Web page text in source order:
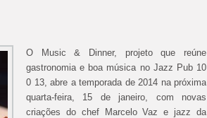
O Music & Dinner, projeto que reúne
gastronomia e boa música no Jazz Pub 10
0 13, abre a temporada de 2014 na próxima
quarta-feira, 15 de janeiro, com novas
criações do chef Marcelo Vaz e jazz da